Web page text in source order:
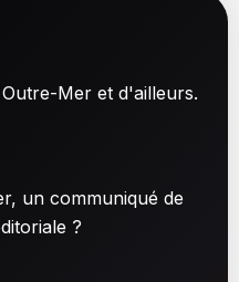
Mer et d'ailleurs.
un communiqué de
?